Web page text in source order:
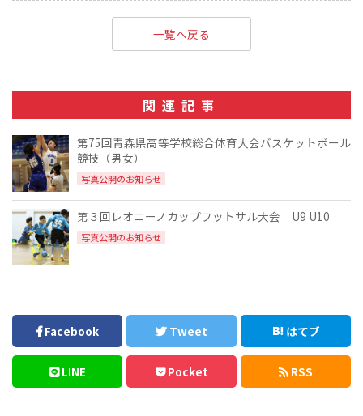
Facebook Tweet はてブ
LINE Pocket RSS
一覧へ戻る
関連記事
第75回青森県高等学校総合体育大会バスケットボール
競技（男女）
写真公開のお知らせ
第３回レオニーノカップフットサル大会 U9 U10
写真公開のお知らせ